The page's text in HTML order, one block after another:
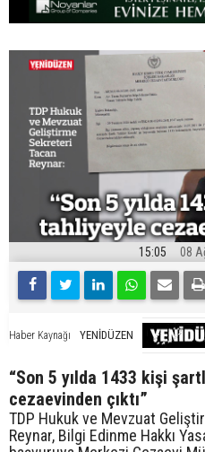
15:05 08
Haber Kaynağı YENİDÜZEN
“Son 5 yılda 1433 kişi
cezaevinden çıktı”
TDP Hukuk ve Mevzuat
Reynar, Bilgi Edinme Hakkı